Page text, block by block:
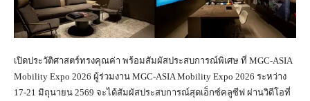
เปิดประวัติศาสตร์ทรงคุณค่า พร้อมสัมผัสประสบการณ์พิเศษ ที่ MGC-ASIA
Mobility Expo 2026 ผู้ร่วมงาน MGC-ASIA Mobility Expo 2026 ระหว่าง
17-21 มิถุนายน 2569 จะได้สัมผัสประสบการณ์สุดเอ็กซ์คลูซีฟ ผ่านวิดีโอที่